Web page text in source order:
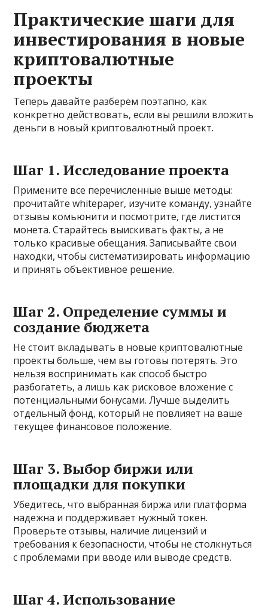
Практические шаги для
инвестирования в новые
криптовалютные
проекты
Теперь давайте разберём поэтапно, как
конкретно действовать, если вы решили вложить
деньги в новый криптовалютный проект.
Шаг 1. Исследование проекта
Примените все перечисленные выше методы:
прочитайте whitepaper, изучите команду, узнайте
отзывы комьюнити и посмотрите, где листится
монета. Старайтесь выискивать факты, а не
только красивые обещания. Записывайте свои
находки, чтобы систематизировать информацию
и принять объективное решение.
Шаг 2. Определение суммы и
создание бюджета
Не стоит вкладывать в новые криптовалютные
проекты больше, чем вы готовы потерять. Это
нельзя воспринимать как способ быстро
разбогатеть, а лишь как рисковое вложение с
потенциальными бонусами. Лучше выделить
отдельный фонд, который не повлияет на ваше
текущее финансовое положение.
Шаг 3. Выбор биржи или
площадки для покупки
Убедитесь, что выбранная биржа или платформа
надежна и поддерживает нужный токен.
Проверьте отзывы, наличие лицензий и
требования к безопасности, чтобы не столкнуться
с проблемами при вводе или выводе средств.
Шаг 4. Использование